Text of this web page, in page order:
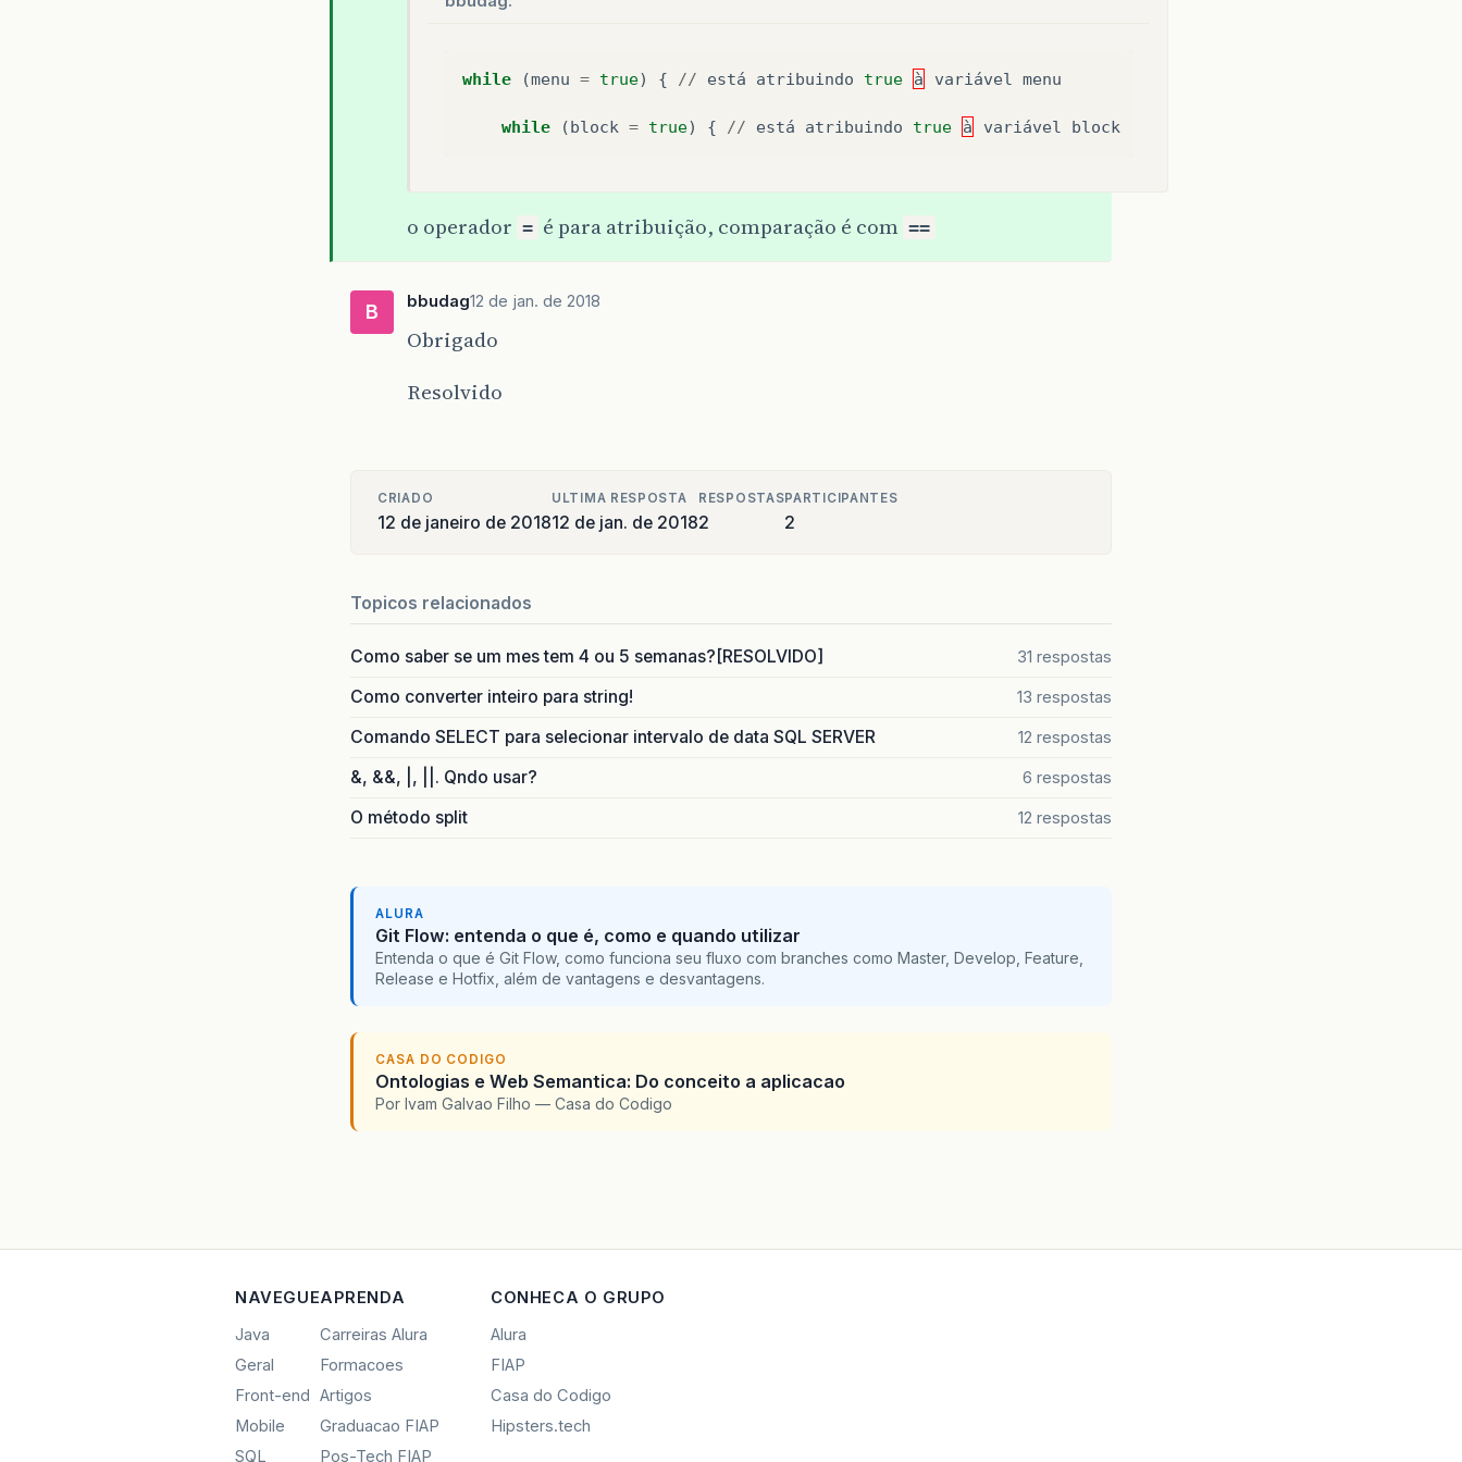
while (menu = true) { // está atribuindo true à variável menu
while (block = true) { // está atribuindo true à variável block
o operador = é para atribuição, comparação é com ==
B bbudag12 de jan. de 2018
Obrigado
Resolvido
CRIADO
12 de janeiro de 2018
ULTIMA RESPOSTA
12 de jan. de 2018
RESPOSTAS
2
PARTICIPANTES
2
Topicos relacionados
Como saber se um mes tem 4 ou 5 semanas?[RESOLVIDO] 31 respostas
Como converter inteiro para string! 13 respostas
Comando SELECT para selecionar intervalo de data SQL SERVER 12 respostas
&, &&, |, ||. Qndo usar? 6 respostas
O método split 12 respostas
ALURA
Git Flow: entenda o que é, como e quando utilizar
Entenda o que é Git Flow, como funciona seu fluxo com branches como Master, Develop, Feature,
Release e Hotfix, além de vantagens e desvantagens.
CASA DO CODIGO
Ontologias e Web Semantica: Do conceito a aplicacao
Por Ivam Galvao Filho — Casa do Codigo
NAVEGUE
Java
Geral
Front-end
Mobile
SQL
APRENDA
Carreiras Alura
Formacoes
Artigos
Graduacao FIAP
Pos-Tech FIAP
CONHECA O GRUPO
Alura
FIAP
Casa do Codigo
Hipsters.tech